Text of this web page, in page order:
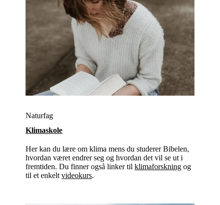
Naturfag
Klimaskole
Her kan du lære om klima mens du studerer Bibelen,
hvordan været endrer seg og hvordan det vil se ut i
fremtiden. Du finner også linker tilklimaforskning og
til et enkeltvideokurs.